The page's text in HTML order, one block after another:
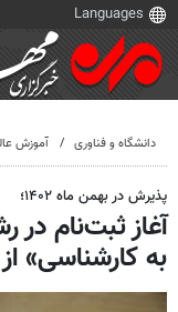
دانشگاه و فناوری آموزش
پذیرش در بهمن ماه ۱۴۰۲؛
آغاز ثبت‌نام در
به کارشناسی» از